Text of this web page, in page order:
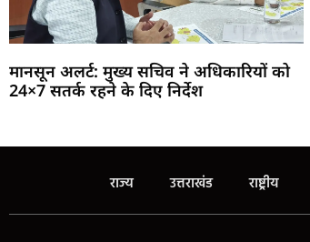
मानसून अलर्ट: मुख्य सचिव ने अधिकारियों को
24×7 सतर्क रहने के दिए निर्देश
राज्य उत्तराखंड राष्ट्रीय